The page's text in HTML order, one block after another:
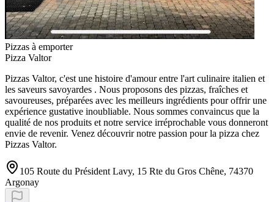
Pizzas à emporter
Pizza Valtor
Pizzas Valtor, c'est une histoire d'amour entre l'art culinaire italien et
les saveurs savoyardes . Nous proposons des pizzas, fraîches et
savoureuses, préparées avec les meilleurs ingrédients pour offrir une
expérience gustative inoubliable. Nous sommes convaincus que la
qualité de nos produits et notre service irréprochable vous donneront
envie de revenir. Venez découvrir notre passion pour la pizza chez
Pizzas Valtor.
105 Route du Président Lavy, 15 Rte du Gros Chêne, 74370
Argonay